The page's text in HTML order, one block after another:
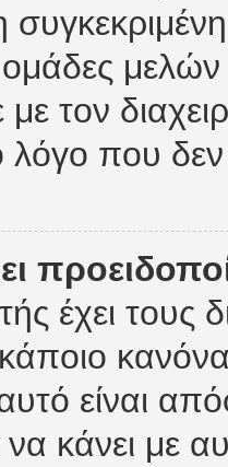
ομάδες
τον
λόγο που
έχει
είναι
κάνει με